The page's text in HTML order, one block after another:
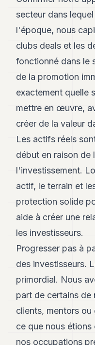
secteur dans
l'époque, nous
clubs deals et les
fonctionné dans le
de la promotion
exactement quelle
mettre en œuvre,
créer de la valeur
Les actifs réels
début en raison de
l'investissement.
actif, le terrain et
protection solide
aide à créer une
les investisseurs.
Progresser pas à
des investisseurs.
primordial. Nous
part de certains de
clients, mentors
ce que nous étions
nos occupations